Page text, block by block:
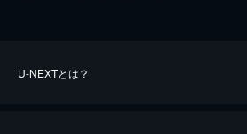
U-NEXTとは？